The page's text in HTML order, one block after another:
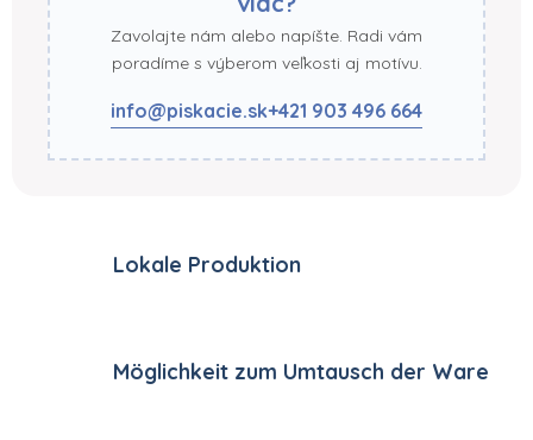
Zavolajte nám alebo napíšte. Radi vám
poradíme s výberom veľkosti aj motívu.
info@piskacie.sk+421 903 496 664
Lokale Produktion
Möglichkeit zum Umtausch der Ware